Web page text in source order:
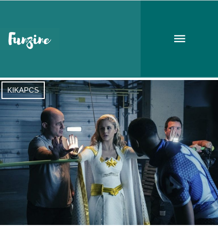
The Boys
KIKAPCS